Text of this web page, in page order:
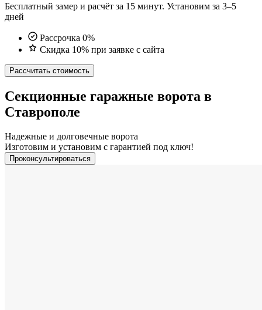
Бесплатный замер и расчёт за 15 минут. Установим за 3–5
дней
Рассрочка 0%
Скидка 10% при заявке с сайта
Рассчитать стоимость
Секционные гаражные ворота в
Ставрополе
Надежные и долговечные ворота
Изготовим и установим с гарантией под ключ!
Проконсультироваться